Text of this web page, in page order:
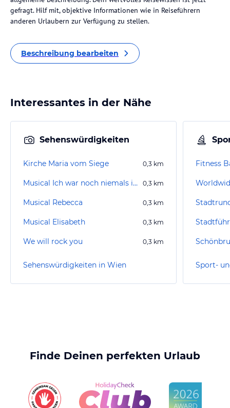
gefragt. Hilf mit, objektive Informationen wie in Reiseführern
anderen Urlaubern zur Verfügung zu stellen.
Beschreibung bearbeiten
Interessantes in der Nähe
Sehenswürdigkeiten
Kirche Maria vom Siege 0,3 km
Musical Ich war noch niemals in New York 0,3 km
Musical Rebecca 0,3 km
Musical Elisabeth 0,3 km
We will rock you 0,3 km
Sehenswürdigkeiten in Wien
Fitness
Sport-
Finde Deinen perfekten Urlaub